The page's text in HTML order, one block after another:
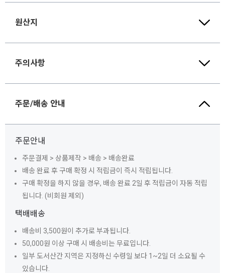
원산지
주의사항
주문/배송 안내
주문안내
주문결제 > 상품제작 > 배송 > 배송완료
배송 완료 후 구매 확정 시 적립금이 즉시 적립됩니다.
구매 확정을 하지 않을 경우, 배송 완료 2일 후 적립금이 자동 적립
됩니다. (비회원 제외)
택배배송
배송비 3,500원이 추가로 부과됩니다.
50,000원 이상 구매 시 배송비는 무료입니다.
일부 도서산간 지역은 지정하신 수령일 보다 1~2일 더 소요될 수
있습니다.